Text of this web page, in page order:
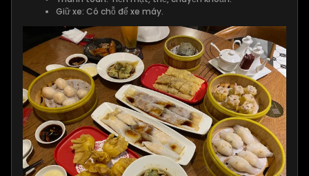
Giữ xe: Có chỗ để xe máy.